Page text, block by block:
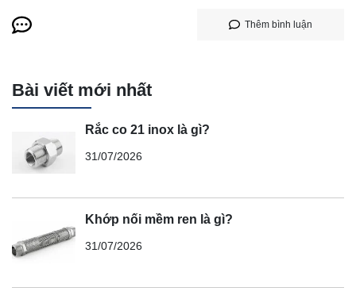
Thêm bình luận
Bài viết mới nhất
Rắc co 21 inox là gì?
31/07/2026
Khớp nối mềm ren là gì?
31/07/2026